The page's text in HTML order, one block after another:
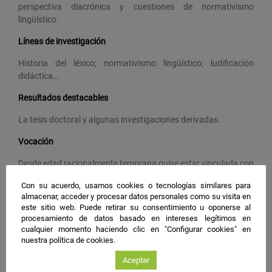
perspectiva diacrónica y cuestiones de normativismo
lingüístico.
Líneas de investigación
Historia del léxico; normativismo lingüístico; ludificación
didáctica…
Resultados destacables
La tesis doctoral y algunas investigaciones derivadas.
Vocación
Desde edad racionalmente temprana quise estar vinculada con
principales ingredientes que alimentan mi modus vivendi,
personal y profesionalmente.
Deseo científico
Una sociedad en la que el dolor físico y psíquico pueda
controlarse de forma ética y racional
Con su acuerdo, usamos cookies o tecnologías similares para
almacenar, acceder y procesar datos personales como su visita en
este sitio web. Puede retirar su consentimiento u oponerse al
procesamiento de datos basado en intereses legítimos en
cualquier momento haciendo clic en "Configurar cookies" en
nuestra política de cookies.
Aceptar